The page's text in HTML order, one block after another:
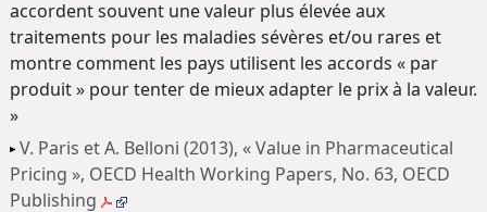
accordent souvent une valeur plus élevée aux
traitements pour les maladies sévères et/ou rares et
montre comment les pays utilisent les accords « par
produit » pour tenter de mieux adapter le prix à la valeur.
»
V. Paris et A. Belloni (2013), « Value in Pharmaceutical
Pricing », OECD Health Working Papers, No. 63, OECD
Publishing